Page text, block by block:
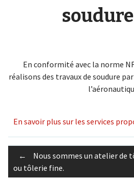
En conformité avec la norme
réalisons des travaux de soudure
En savoir plus sur les services
Post
←
Nous sommes un atelier de
ou tôlerie fine.